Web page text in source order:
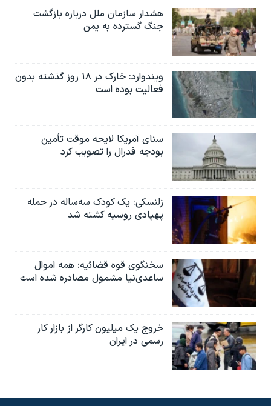
هشدار سازمان ملل درباره بازگشت
جنگ گسترده به یمن
ویندوارد: خارک در ۱۸ روز گذشته بدون
فعالیت بوده است
سنای آمریکا لایحه موقت تأمین
بودجه فدرال را تصویب کرد
زلنسکی: یک کودک سه‌ساله در حمله
پهپادی روسیه کشته شد
سخنگوی قوه قضائیه: همه اموال
ساعدی‌نیا مشمول مصادره شده است
خروج یک میلیون کارگر از بازار کار
رسمی در ایران